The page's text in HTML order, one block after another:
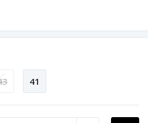
41